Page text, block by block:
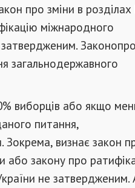
про зміни в
міжнародного
затвердженим.
загальнодержавного
виборців або якщо
питання,
Зокрема, визнає закон
або закону про
не затвердженим.